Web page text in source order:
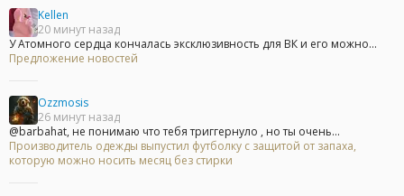
Kellen
20 минут назад
У Атомного сердца кончалась эксклюзивность для ВК и его можно...
Предложение новостей
Ozzmosis
26 минут назад
@barbahat, не понимаю что тебя триггернуло , но ты очень...
Производитель одежды выпустил футболку с защитой от запаха,
которую можно носить месяц без стирки